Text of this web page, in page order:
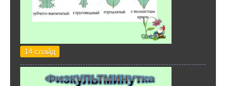
14 слайд